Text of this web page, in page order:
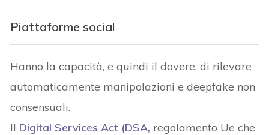
Piattaforme social
Hanno la capacità, e quindi il dovere, di rilevare
automaticamente manipolazioni e deepfake non
consensuali.
Il Digital Services Act (DSA, regolamento Ue che